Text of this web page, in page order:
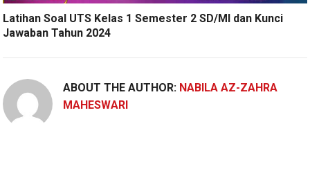
Latihan Soal UTS Kelas 1 Semester 2 SD/MI dan Kunci
Jawaban Tahun 2024
ABOUT THE AUTHOR: NABILA AZ-ZAHRA
MAHESWARI